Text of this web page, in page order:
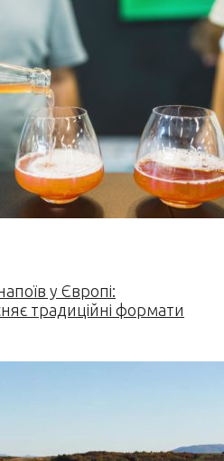
у Європі:
традиційні формати